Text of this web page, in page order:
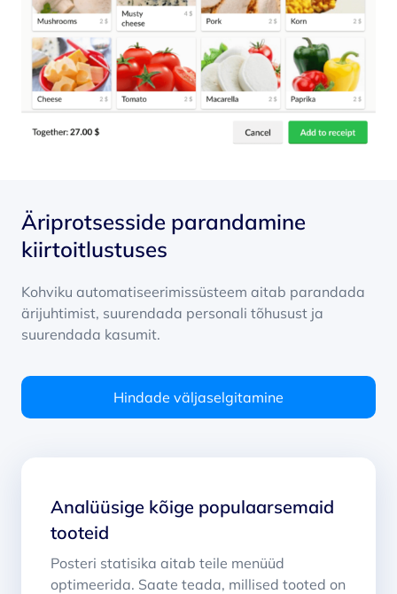
Äriprotsesside parandamine
kiirtoitlustuses
Kohviku automatiseerimissüsteem aitab parandada
ärijuhtimist, suurendada personali tõhusust ja
suurendada kasumit.
Hindade väljaselgitamine
Analüüsige kõige populaarsemaid
tooteid
Posteri statisika aitab teile menüüd
optimeerida. Saate teada, millised tooted on